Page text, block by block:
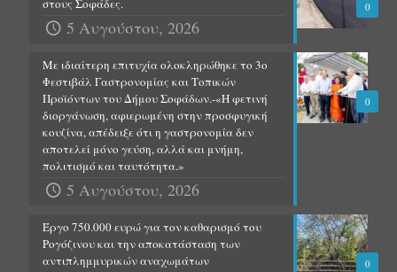
0
στους Σοφάδες.
5 Αυγούστου, 2026
0
Με ιδιαίτερη επιτυχία ολοκληρώθηκε το 3ο
Φεστιβάλ Γαστρονομίας και Τοπικών
Προϊόντων του Δήμου Σοφάδων.-«Η φετινή
διοργάνωση, αφιερωμένη στην προσφυγική
κουζίνα, απέδειξε ότι η γαστρονομία δεν
αποτελεί μόνο γεύση, αλλά και μνήμη,
πολιτισμό και ταυτότητα.»
5 Αυγούστου, 2026
0
Έργο 750.000 ευρώ για τον καθαρισμό του
Ρογόζινου και την αποκατάσταση των
αντιπλημμυρικών αναχωμάτων